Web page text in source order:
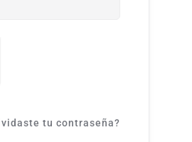
tu contraseña?